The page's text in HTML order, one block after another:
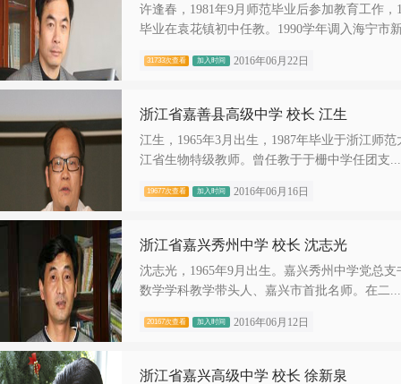
许逢春，1981年9月师范毕业后参加教育工作
毕业在袁花镇初中任教。1990学年调入海宁市
31733次查看 加入时间 2016年06月22日
浙江省嘉善县高级中学 校长 江生
江生，1965年3月出生，1987年毕业于浙江师
江省生物特级教师。曾任教于于栅中学任团支...
19677次查看 加入时间 2016年06月16日
浙江省嘉兴秀州中学 校长 沈志光
沈志光，1965年9月出生。嘉兴秀州中学党总
数学学科教学带头人、嘉兴市首批名师。在二...
20167次查看 加入时间 2016年06月12日
浙江省嘉兴高级中学 校长 徐新泉